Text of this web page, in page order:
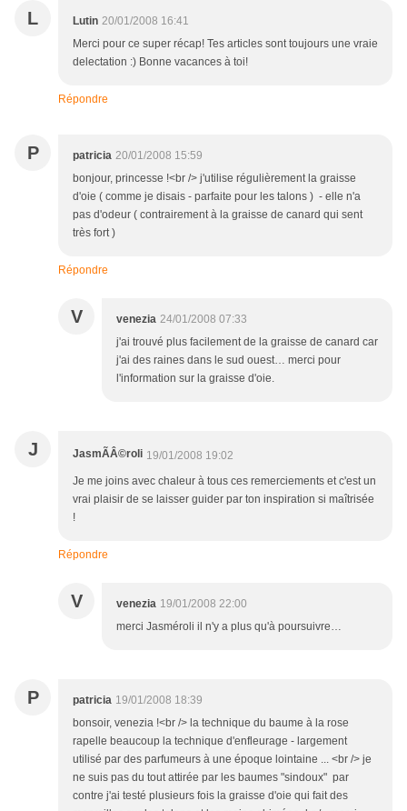
L Lutin 20/01/2008 16:41
Merci pour ce super récap! Tes articles sont toujours une vraie
delectation :) Bonne vacances à toi!
Répondre
P patricia 20/01/2008 15:59
bonjour, princesse !<br /> j'utilise régulièrement la graisse
d'oie ( comme je disais - parfaite pour les talons ) - elle n'a
pas d'odeur ( contrairement à la graisse de canard qui sent
très fort )
Répondre
V venezia 24/01/2008 07:33
j'ai trouvé plus facilement de la graisse de canard car
j'ai des raines dans le sud ouest… merci pour
l'information sur la graisse d'oie.
J JasmÃÂ©roli 19/01/2008 19:02
Je me joins avec chaleur à tous ces remerciements et c'est un
vrai plaisir de se laisser guider par ton inspiration si maîtrisée
!
Répondre
V venezia 19/01/2008 22:00
merci Jasméroli il n'y a plus qu'à poursuivre…
P patricia 19/01/2008 18:39
bonsoir, venezia !<br /> la technique du baume à la rose
rapelle beaucoup la technique d'enfleurage - largement
utilisé par des parfumeurs à une époque lointaine ... <br /> je
ne suis pas du tout attirée par les baumes "sindoux" par
contre j'ai testé plusieurs fois la graisse d'oie qui fait des